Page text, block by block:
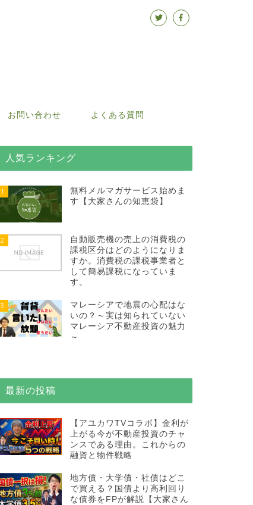
お問い合わせ よくある質問
人気ランキング
1
無料メルマガサービス始めま
す【大家さんの知恵袋】
2
自動販売機の売上の消費税の
課税区分はどのようになりま
すか。消費税の課税事業者と
して簡易課税になっていま
す。
3
マレーシアで地震の心配はな
いの？～実は知られていない
マレーシア不動産投資の魅力
～
最新の投稿
【アユカワTVコラボ】金利が
上がる今が不動産投資のチャ
ンスである理由。これからの
融資と物件戦略
地方債・大学債・社債はどこ
で買える？国債より高利回り
な債券をFPが解説【大家さん